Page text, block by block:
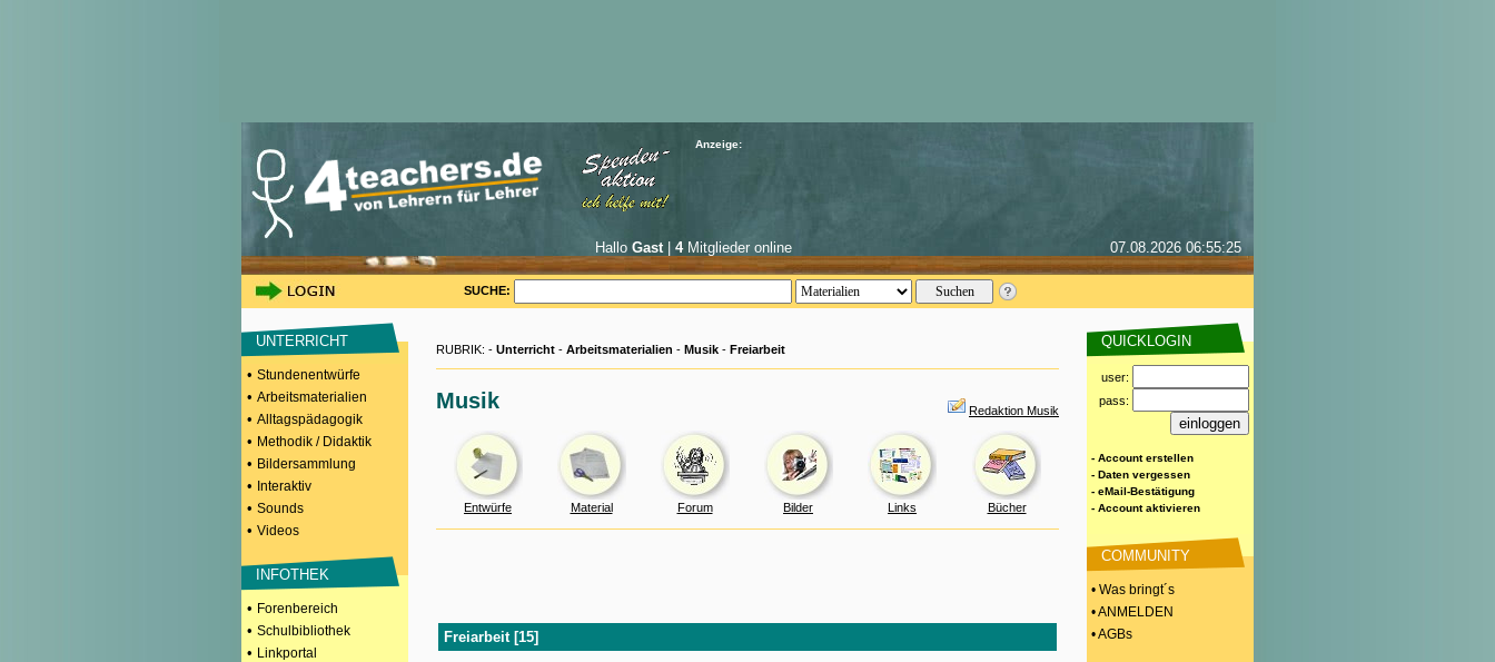
Anzeige:
Hallo Gast| 4Mitglieder online 07.08.2026 06:55:25
SUCHE:
UNTERRICHT
• Stundenentwürfe
• Arbeitsmaterialien
• Alltagspädagogik
• Methodik / Didaktik
• Bildersammlung
• Interaktiv
• Sounds
• Videos
INFOTHEK
• Forenbereich
• Schulbibliothek
• Linkportal
RUBRIK: - Unterricht - Arbeitsmaterialien - Musik - Freiarbeit
Musik Redaktion Musik
Entwürfe Material Forum Bilder Links Bücher
Freiarbeit [15]
QUICKLOGIN
user:
pass:
- Account erstellen
- Daten vergessen
- eMail-Bestätigung
- Account aktivieren
COMMUNITY
• Was bringt´s
• ANMELDEN
• AGBs